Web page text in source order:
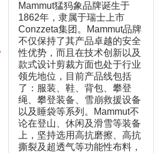
Mammut猛犸象品牌诞生于
1862年，隶属于瑞士上市
Conzzeta集团。Mammut品牌
不仅保持了其产品卓越的安全
性优势，而且在技术创新以及
款式设计剪裁方面也处于行业
领先地位，目前产品线包括
了：服装、鞋、背包、攀登
绳、攀登装备、雪崩救援设备
以及睡袋等系列。Mammut不
论在登山、休闲及滑雪等装备
上，坚持选用高抗磨擦、高抗
撕裂及超透气等功能性布料，